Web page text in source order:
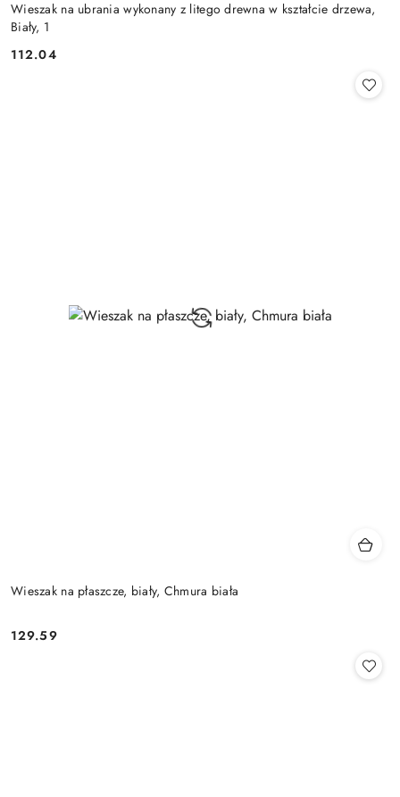
Wieszak na ubrania wykonany z litego drewna w kształcie drzewa,
Biały, 1
Cena:
112.04
Wieszak na płaszcze, biały, Chmura biała
Cena:
129.59